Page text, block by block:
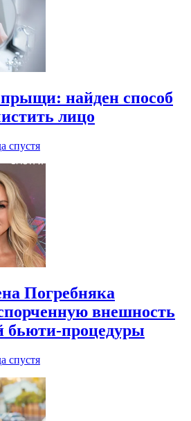
найден способ
лицо
спустя
Погребняка
внешность
бьюти-процедуры
спустя